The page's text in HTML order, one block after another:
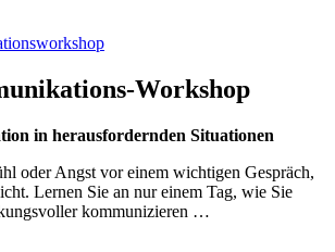
Workshop
in herausfordernden Situationen
oder Angst vor einem wichtigen Gespräch,
Lernen Sie an nur einem Tag, wie Sie
kommunizieren …